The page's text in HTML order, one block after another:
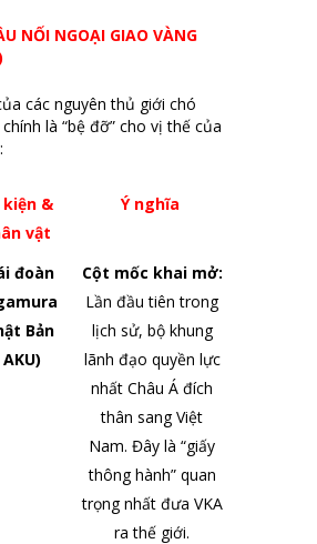
NỐI NGOẠI GIAO VÀNG
các nguyên thủ giới chó
là “bệ đỡ” cho vị thế của
kiện &
vật
Ý nghĩa
đoàn
Bản
AKU)
Cột mốc khai mở:
Lần đầu tiên trong
lịch sử, bộ khung
lãnh đạo quyền lực
nhất Châu Á đích
thân sang Việt
Nam. Đây là “giấy
thông hành” quan
trọng nhất đưa VKA
ra thế giới.